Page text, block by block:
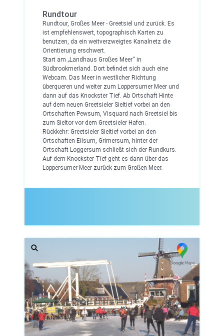
Rundtour
Rundtour, Großes Meer - Greetsiel und zurück. Es
ist empfehlenswert, topographisch Karten zu
benutzen, da ein weitverzweigtes Kanalnetz die
Orientierung erschwert.
Start am „Landhaus Großes Meer“ in
Südbrookmerland. Dort befindet sich auch eine
Webcam. Das Meer in westlicher Richtung
überqueren und weiter zum Loppersumer Meer und
dann auf das Knockster Tief. Ab Ortschaft Hinte
auf dem neuen Greetsieler Sieltief vorbei an den
Ortschaften Pewsum, Visquard nach Greetsiel bis
zum Sieltor vor dem Greetsieler Hafen.
Rückkehr: Greetsieler Sieltief vorbei an den
Ortschaften Eilsum, Grimersum, hinter der
Ortschaft Loggersum schließt sich der Rundkurs.
Auf dem Knockster-Tief geht es dann über das
Loppersumer Meer zurück zum Großen Meer.